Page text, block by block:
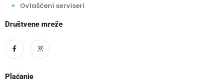
Ovlašćeni serviseri
Društvene mreže
Plaćanje